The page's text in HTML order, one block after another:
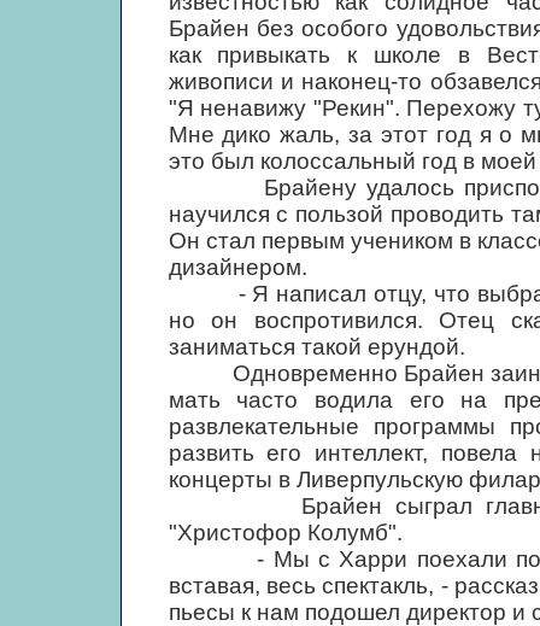
Брайен без особого
как привыкать к школе в
живописи и наконец-то
"Я ненавижу "Рекин". Перехожу
Мне дико жаль, за этот год я о
это был колоссальный год в
Брайену удалось
научился с пользой проводить
Он стал первым учеником в
дизайнером.
- Я написал отцу, что
но он воспротивился. Отец
заниматься такой ерундой.
Одновременно Брайен
мать часто водила его на
развлекательные программы
развить его интеллект,
концерты в Ливерпульскую
Брайен сыграл главную
"Христофор Колумб".
- Мы с Харри поехали
вставая, весь спектакль, -
пьесы к нам подошел директор и